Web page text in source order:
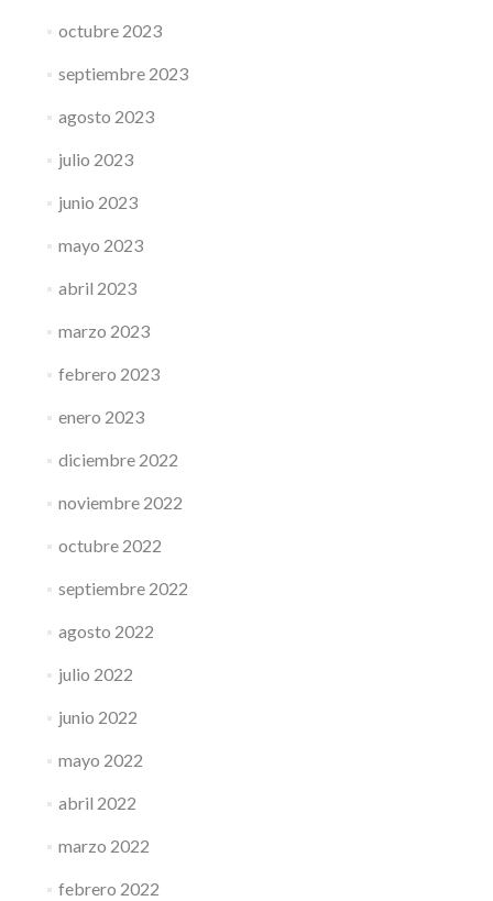
octubre 2023
septiembre 2023
agosto 2023
julio 2023
junio 2023
mayo 2023
abril 2023
marzo 2023
febrero 2023
enero 2023
diciembre 2022
noviembre 2022
octubre 2022
septiembre 2022
agosto 2022
julio 2022
junio 2022
mayo 2022
abril 2022
marzo 2022
febrero 2022